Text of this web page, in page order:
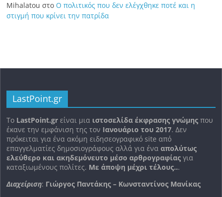
Mihalatou στο Ο πολιτικός που δεν ελέγχθηκε ποτέ και η
στιγμή που κρίνει την πατρίδα
LastPoint.gr
To LastPoint.gr είναι μια ιστοσελίδα έκφρασης γνώμης που
έκανε την εμφάνιση της τον Ιανουάριο του 2017. Δεν
πρόκειται για ένα ακόμη ειδησεογραφικό site από
επαγγελματίες δημοσιογράφους αλλά για ένααπολύτως
ελεύθερο και ακηδεμόνευτο μέσο αρθρογραφίας για
καταξιωμένους πολίτες. Με άποψη μέχρι τέλους...
Διαχείριση: Γιώργος Παντάκης – Κωνσταντίνος Μανίκας